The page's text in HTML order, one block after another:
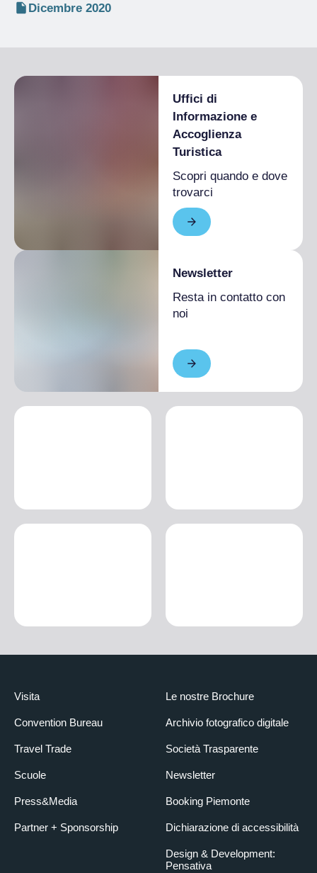
Dicembre 2020
Uffici di
Informazione e
Accoglienza
Turistica
Scopri quando e dove
trovarci
Newsletter
Resta in contatto con
noi
Visita
Convention Bureau
Travel Trade
Scuole
Press&Media
Partner + Sponsorship
Le nostre Brochure
Archivio fotografico digitale
Società Trasparente
Newsletter
Booking Piemonte
Dichiarazione di accessibilità
Design & Development:
Pensativa